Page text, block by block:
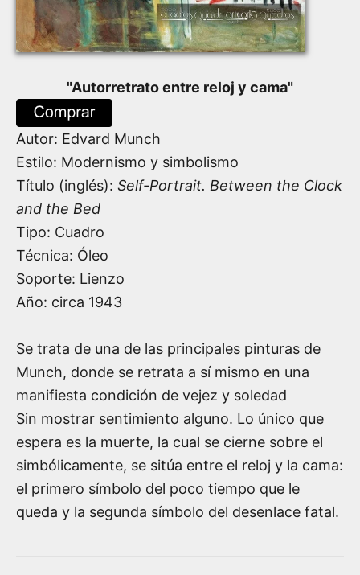
"Autorretrato entre reloj y cama"
Autor: Edvard Munch
Estilo: Modernismo y simbolismo
Título (inglés): Self-Portrait. Between the Clock
and the Bed
Tipo: Cuadro
Técnica: Óleo
Soporte: Lienzo
Año: circa 1943
Se trata de una de las principales pinturas de
Munch, donde se retrata a sí mismo en una
manifiesta condición de vejez y soledad
Sin mostrar sentimiento alguno. Lo único que
espera es la muerte, la cual se cierne sobre el
simbólicamente, se sitúa entre el reloj y la cama:
el primero símbolo del poco tiempo que le
queda y la segunda símbolo del desenlace fatal.